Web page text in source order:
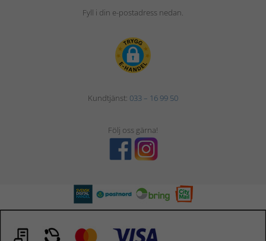
Fyll i din e-postadress nedan.
Kundtjänst: 033 – 16 99 50
Följ oss gärna!